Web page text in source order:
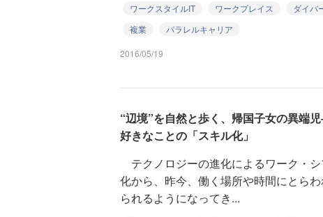
ワークスタイルIT ワークプレイス ダイバ
複業
パラレルキャリア
2016/05/19
“辺境”を自然と歩く、帰国子女の異端
好きなことの「スキル化」
テクノロジーの進化によるワーク・
化から、昨今、働く場所や時間にとら
られるようになってき...